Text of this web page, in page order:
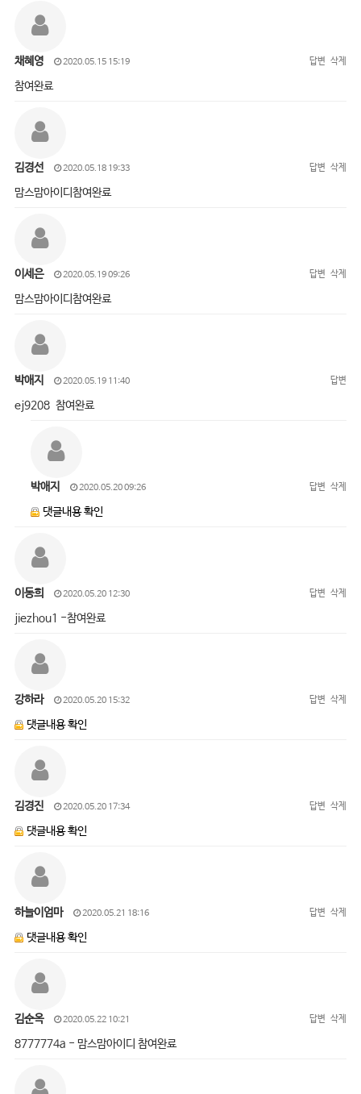
채혜영 2020.05.15 15:19 답변 삭제
참여완료
김경선 2020.05.18 19:33 답변 삭제
맘스맘아이디참여완료
이세은 2020.05.19 09:26 답변 삭제
맘스맘아이디참여완료
박애지 2020.05.19 11:40 답변
ej9208 참여완료
박애지 2020.05.20 09:26 답변 삭제
댓글내용 확인
이동희 2020.05.20 12:30 답변 삭제
jiezhou1 -참여완료
강하라 2020.05.20 15:32 답변 삭제
댓글내용 확인
김경진 2020.05.20 17:34 답변 삭제
댓글내용 확인
하늘이엄마 2020.05.21 18:16 답변 삭제
댓글내용 확인
김순옥 2020.05.22 10:21 답변 삭제
8777774a - 맘스맘아이디 참여완료